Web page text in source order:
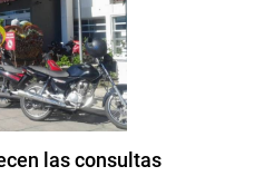
las consultas